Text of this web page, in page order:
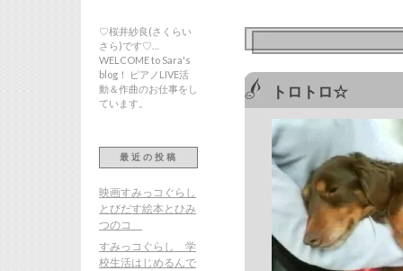
トロトロ☆
♡桜井紗良(さくらい
さら)です♡…
WELCOME to Sara's
blog！ ピアノLIVE活
動＆作曲のお仕事をし
ています。
最近の投稿
映画すみっコぐらし
とびだす絵本とひみ
つのコ
すみっコぐらし 学
校生活はじめるんで